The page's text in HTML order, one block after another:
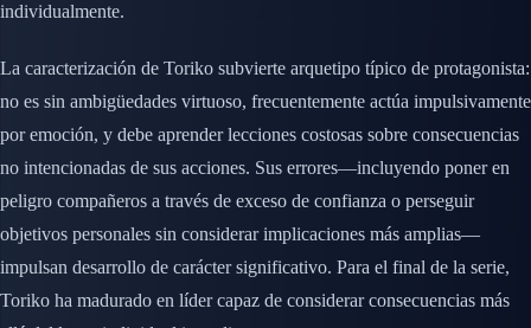
individualmente.
La caracterización de Toriko subvierte arquetipo típico de protagonista:
no es sin ambigüedades virtuoso, frecuentemente actúa impulsivamente
por emoción, y debe aprender lecciones costosas sobre consecuencias
no intencionadas de sus acciones. Sus errores—incluyendo poner en
peligro compañeros a través de exceso de confianza o perseguir
objetivos personales sin considerar implicaciones más amplias—
impulsan desarrollo de carácter significativo. Para el final de la serie,
Toriko ha madurado en líder capaz de considerar consecuencias más